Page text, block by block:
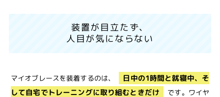
装置が目立たず、
人目が気にならない
マイオブレースを装着するのは、
日中の1時間と就寝中、そ
して自宅でトレーニングに取り組むときだけ
です。ワイヤ